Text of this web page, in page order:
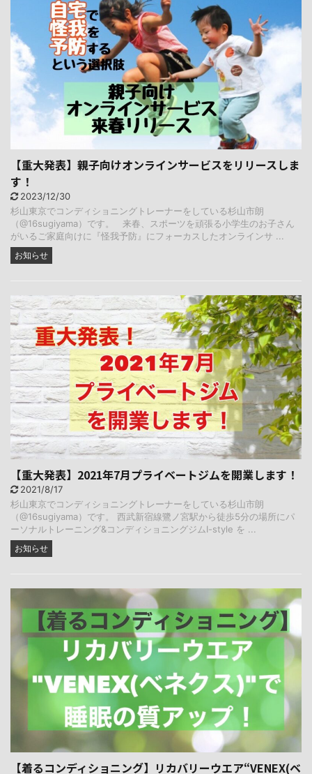
【重大発表】親子向けオンラインサービスをリリースしま
す！
2023/12/30
杉山東京でコンディショニングトレーナーをしている杉山市朗
（@16sugiyama）です。 来春、スポーツを頑張る小学生のお子さん
がいるご家庭向けに『怪我予防』にフォーカスしたオンラインサ ...
お知らせ
【重大発表】2021年7月プライベートジムを開業します！
2021/8/17
杉山東京でコンディショニングトレーナーをしている杉山市朗
（@16sugiyama）です。 西武新宿線鷺ノ宮駅から徒歩5分の場所にパ
ーソナルトレーニング&コンディショニングジムI-style を ...
お知らせ
【着るコンディショニング】リカバリーウエア“VENEX(ベ